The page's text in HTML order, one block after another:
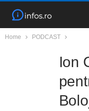
Home PODCAST
Ion